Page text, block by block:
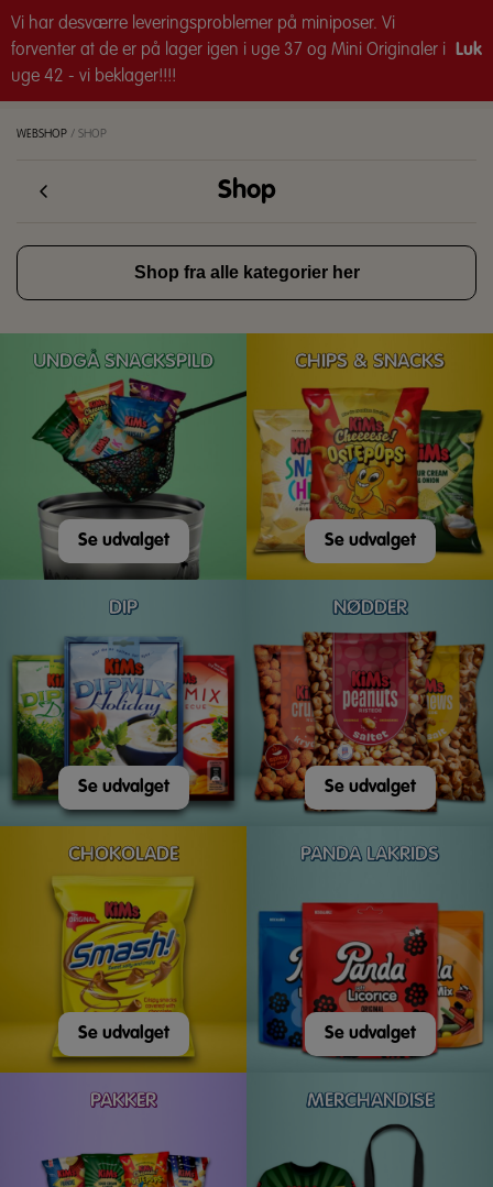
LEVERING 2-5 HVERDAGE
WEBSHOP / SHOP
Shop
Shop fra alle kategorier her
UNDGÅ SNACKSPILD
Se udvalget
CHIPS & SNACKS
Se udvalget
DIP
Se udvalget
NØDDER
Se udvalget
CHOKOLADE
Se udvalget
PANDA LAKRIDS
Se udvalget
PAKKER MERCHANDISE
Vi har desværre leveringsproblemer på miniposer. Vi
forventer at de er på lager igen i uge 37 og Mini Originaler i
uge 42 - vi beklager!!!!
Luk